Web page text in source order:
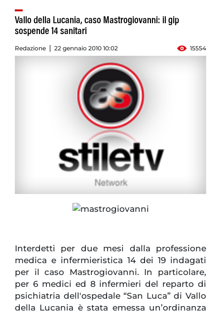
Vallo della Lucania, caso Mastrogiovanni: il gip
sospende 14 sanitari
Redazione 22 gennaio 2010 10:02 15554
Interdetti per due mesi dalla professione
medica e infermieristica 14 dei 19 indagati
per il caso Mastrogiovanni. In particolare,
per 6 medici ed 8 infermieri del reparto di
psichiatria dell'ospedale “San Luca” di Vallo
della Lucania è stata emessa un’ordinanza